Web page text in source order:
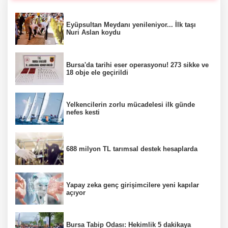
Eyüpsultan Meydanı yenileniyor... İlk taşı
Nuri Aslan koydu
Bursa'da tarihi eser operasyonu! 273 sikke ve
18 obje ele geçirildi
Yelkencilerin zorlu mücadelesi ilk günde
nefes kesti
688 milyon TL tarımsal destek hesaplarda
Yapay zeka genç girişimcilere yeni kapılar
açıyor
Bursa Tabip Odası: Hekimlik 5 dakikaya